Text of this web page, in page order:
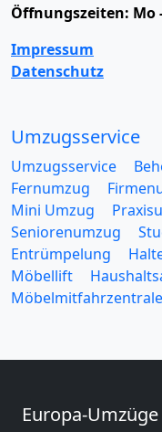
Öffnungszeiten: Mo
Impressum
Datenschutz
Umzugsservice
Umzugsservice
Fernumzug
Mini Umzug
Seniorenumzug
Entrümpelung
Möbellift
Möbelmitfahrzentrale
Europa-Umzüge